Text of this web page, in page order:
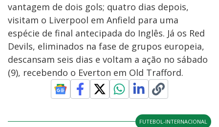
vantagem de dois gols; quatro dias depois,
visitam o Liverpool em Anfield para uma
espécie de final antecipada do Inglês. Já os Red
Devils, eliminados na fase de grupos europeia,
descansam seis dias e voltam a ação no sábado
(9), recebendo o Everton em Old Trafford.
FUTEBOL-INTERNACIONAL